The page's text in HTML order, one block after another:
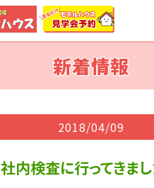
新着情報
2018/04/09
社内検査に行ってきまし